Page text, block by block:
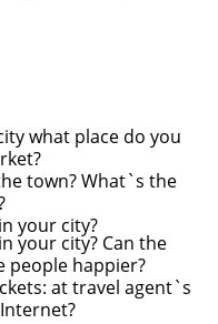
what place do you
town? What`s the
your city?
your city? Can the
people happier?
at travel agent`s